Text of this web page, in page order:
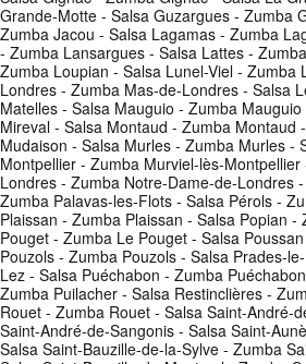
Grande-Motte - Salsa Guzargues - Zumba
Zumba Jacou - Salsa Lagamas - Zumba
- Zumba Lansargues - Salsa Lattes -
Zumba Loupian - Salsa Lunel-Viel - Zumba
Londres - Zumba Mas-de-Londres - Salsa
Matelles - Salsa Mauguio - Zumba
Mireval - Salsa Montaud - Zumba Montaud
Mudaison - Salsa Murles - Zumba Murles -
Montpellier - Zumba Murviel-lès-
Londres - Zumba Notre-Dame-de-Londres
Zumba Palavas-les-Flots - Salsa Pérols -
Plaissan - Zumba Plaissan - Salsa Popian
Pouget - Zumba Le Pouget - Salsa
Pouzols - Zumba Pouzols - Salsa Prades-
Lez - Salsa Puéchabon - Zumba
Zumba Puilacher - Salsa Restinclières -
Rouet - Zumba Rouet - Salsa Saint-André-
Saint-André-de-Sangonis - Salsa Saint-
Salsa Saint-Bauzille-de-la-Sylve - Zumba